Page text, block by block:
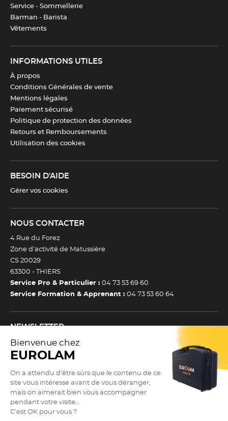
Service - Sommellerie
Barman - Barista
Vêtements
INFORMATIONS UTILES
À propos
Conditions Générales de vente
Mentions légales
Paiement sécurisé
Politique de protection des données
Retours et Remboursements
Utilisation des cookies
BESOIN D'AIDE
Gérer vos cookies
NOUS CONTACTER
4 Rue du Forez
Zone d’activité de Matussière
CS 20029
63300 - THIERS
Service Pro & Particulier : 04 73 53 69 60
Service Formation & Apprenant : 04 73 53 60 64
NEWSLETTER
Inscrivez-vous à notre newsletter et recevez toutes nos
actualtiés et bons plans.
Je m’inscris à la newsletter
(Esc)
Newsletter
Adresse e-mail *